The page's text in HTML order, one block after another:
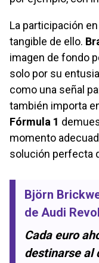
La participación en
tangible de ello.
imagen de fondo
solo por su
como una señal
también importa
Fórmula 1
momento
solución perfecta
Björn
de Audi
Cada euro
destinarse al